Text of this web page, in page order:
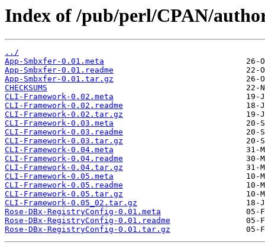
Index of /pub/perl/CPAN/
../
App-Smbxfer-0.01.meta
App-Smbxfer-0.01.readme
App-Smbxfer-0.01.tar.gz
CHECKSUMS
CLI-Framework-0.02.meta
CLI-Framework-0.02.readme
CLI-Framework-0.02.tar.gz
CLI-Framework-0.03.meta
CLI-Framework-0.03.readme
CLI-Framework-0.03.tar.gz
CLI-Framework-0.04.meta
CLI-Framework-0.04.readme
CLI-Framework-0.04.tar.gz
CLI-Framework-0.05.meta
CLI-Framework-0.05.readme
CLI-Framework-0.05.tar.gz
CLI-Framework-0.05_02.tar.gz
Rose-DBx-RegistryConfig-0.01.meta
Rose-DBx-RegistryConfig-0.01.readme
Rose-DBx-RegistryConfig-0.01.tar.gz